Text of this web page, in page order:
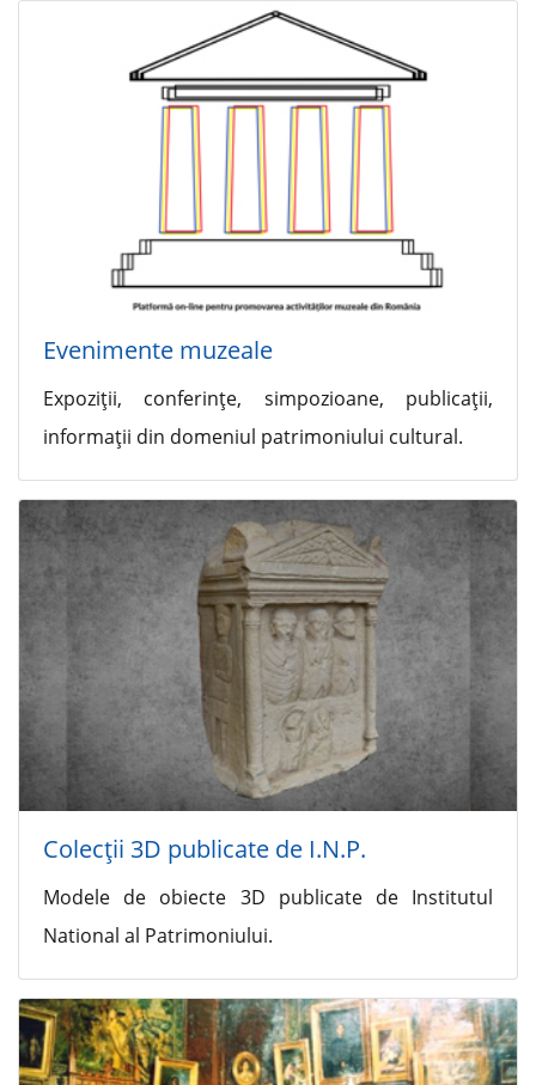
Evenimente muzeale
Expoziţii, conferinţe, simpozioane, publicaţii,
informaţii din domeniul patrimoniului cultural.
Colecţii 3D publicate de I.N.P.
Modele de obiecte 3D publicate de Institutul
National al Patrimoniului.